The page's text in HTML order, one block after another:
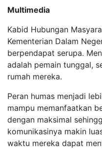
Multimedia
Kabid Hubungan
Kementerian Dalam
berpendapat serupa.
adalah pemain tunggal,
rumah mereka.
Peran humas menjadi
mampu memanfaatkan
dengan maksimal
komunikasinya makin
waktu mereka dapat